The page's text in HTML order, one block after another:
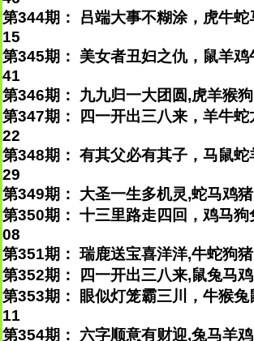
第344期： 吕端大事不糊涂，虎牛
15
第345期： 美女者丑妇之仇，鼠羊
41
第346期： 九九归一大团圆,虎羊猴
第347期： 四一开出三八来，羊牛
22
第348期： 有其父必有其子，马鼠
29
第349期： 大圣一生多机灵,蛇马鸡
第350期： 十三里路走四回，鸡马
08
第351期： 瑞鹿送宝喜洋洋,牛蛇狗
第352期： 四一开出三八来,鼠兔马
第353期： 眼似灯笼霸三川，牛猴
11
第354期： 六字顺意有财迎,兔马羊